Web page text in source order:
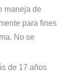
maneja de
para fines
No se
de 17 años